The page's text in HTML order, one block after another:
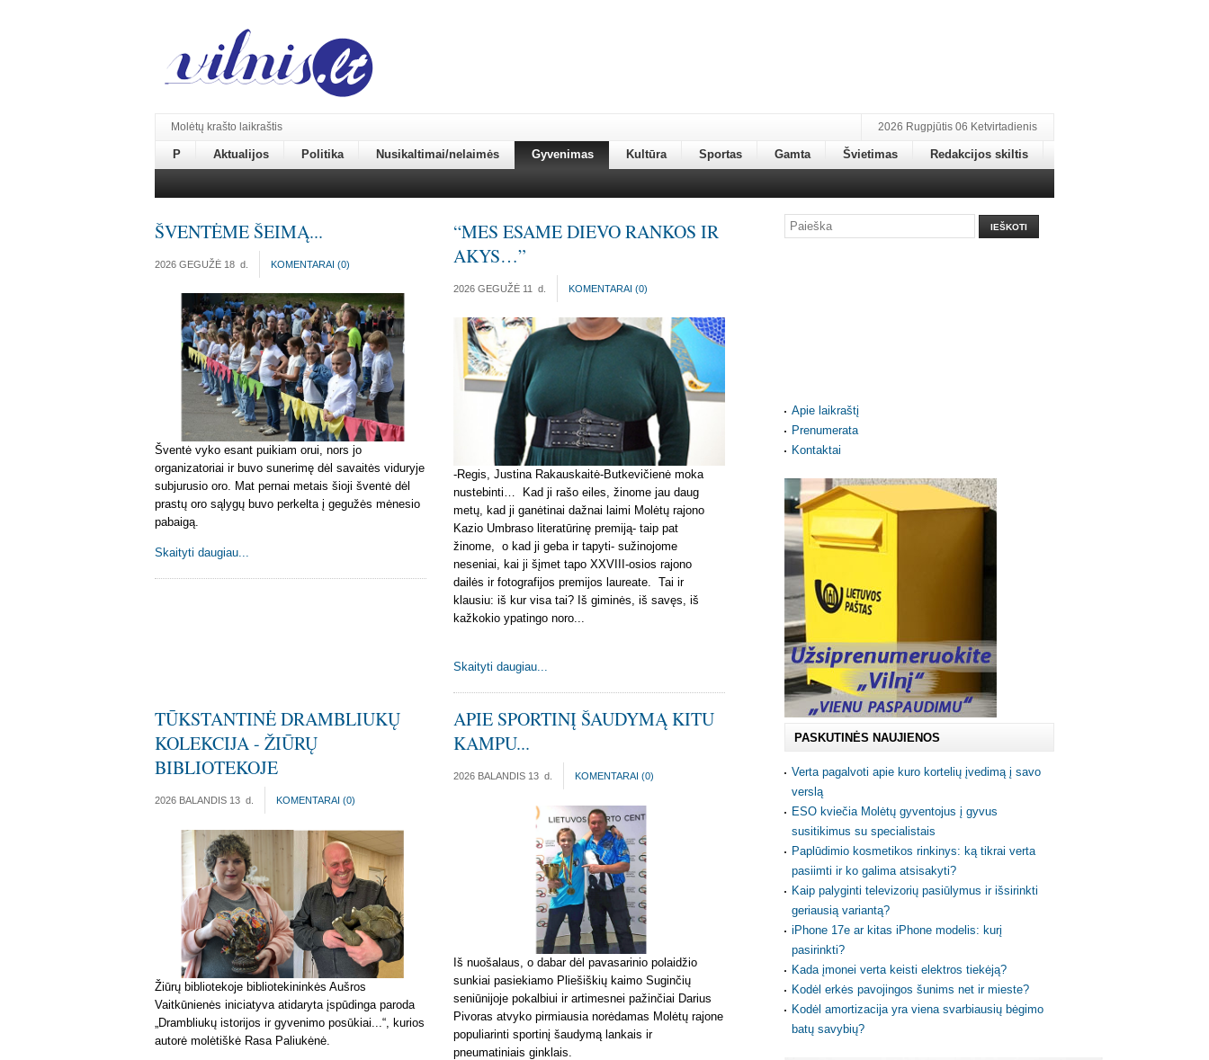
Molėtų krašto laikraštis 2026 Rugpjūtis 06 Ketvirtadienis
P Aktualijos Politika Nusikaltimai/nelaimės Gyvenimas Kultūra Sportas Gamta Švietimas Redakcijos skiltis
ŠVENTĖME ŠEIMĄ...
2026 GEGUŽĖ 18 d. KOMENTARAI (0)
Šventė vyko esant puikiam orui, nors jo
organizatoriai ir buvo sunerimę dėl savaitės viduryje
subjurusio oro. Mat pernai metais šioji šventė dėl
prastų oro sąlygų buvo perkelta į gegužės mėnesio
pabaigą.
Skaityti daugiau...
“MES ESAME DIEVO RANKOS IR
AKYS…”
2026 GEGUŽĖ 11 d. KOMENTARAI (0)
-Regis, Justina Rakauskaitė-Butkevičienė moka
nustebinti… Kad ji rašo eiles, žinome jau daug
metų, kad ji ganėtinai dažnai laimi Molėtų rajono
Kazio Umbraso literatūrinę premiją- taip pat
žinome, o kad ji geba ir tapyti- sužinojome
neseniai, kai ji šįmet tapo XXVIII-osios rajono
dailės ir fotografijos premijos laureate. Tai ir
klausiu: iš kur visa tai? Iš giminės, iš savęs, iš
kažkokio ypatingo noro...
Skaityti daugiau...
TŪKSTANTINĖ DRAMBLIUKŲ
KOLEKCIJA - ŽIŪRŲ
BIBLIOTEKOJE
2026 BALANDIS 13 d. KOMENTARAI (0)
Žiūrų bibliotekoje bibliotekininkės Aušros
Vaitkūnienės iniciatyva atidaryta įspūdinga paroda
„Drambliukų istorijos ir gyvenimo posūkiai...“, kurios
autorė molėtiškė Rasa Paliukėnė.
APIE SPORTINĮ ŠAUDYMĄ KITU
KAMPU...
2026 BALANDIS 13 d. KOMENTARAI (0)
Iš nuošalaus, o dabar dėl pavasarinio polaidžio
sunkiai pasiekiamo Pliešiškių kaimo Suginčių
seniūnijoje pokalbiui ir artimesnei pažinčiai Darius
Pivoras atvyko pirmiausia norėdamas Molėtų rajone
populiarinti sportinį šaudymą lankais ir
pneumatiniais ginklais.
Apie laikraštį
Prenumerata
Kontaktai
PASKUTINĖS NAUJIENOS
Verta pagalvoti apie kuro kortelių įvedimą į savo
verslą
ESO kviečia Molėtų gyventojus į gyvus
susitikimus su specialistais
Paplūdimio kosmetikos rinkinys: ką tikrai verta
pasiimti ir ko galima atsisakyti?
Kaip palyginti televizorių pasiūlymus ir išsirinkti
geriausią variantą?
iPhone 17e ar kitas iPhone modelis: kurį
pasirinkti?
Kada įmonei verta keisti elektros tiekėją?
Kodėl erkės pavojingos šunims net ir mieste?
Kodėl amortizacija yra viena svarbiausių bėgimo
batų savybių?